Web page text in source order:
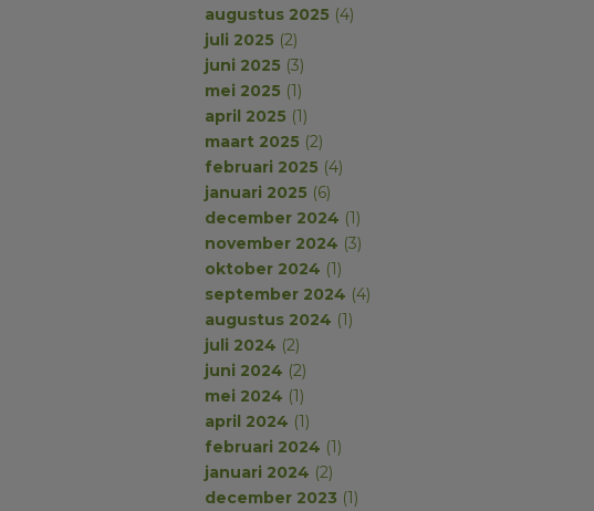
augustus 2025 (4)
juli 2025 (2)
juni 2025 (3)
mei 2025 (1)
april 2025 (1)
maart 2025 (2)
februari 2025 (4)
januari 2025 (6)
december 2024 (1)
november 2024 (3)
oktober 2024 (1)
september 2024 (4)
augustus 2024 (1)
juli 2024 (2)
juni 2024 (2)
mei 2024 (1)
april 2024 (1)
februari 2024 (1)
januari 2024 (2)
december 2023 (1)